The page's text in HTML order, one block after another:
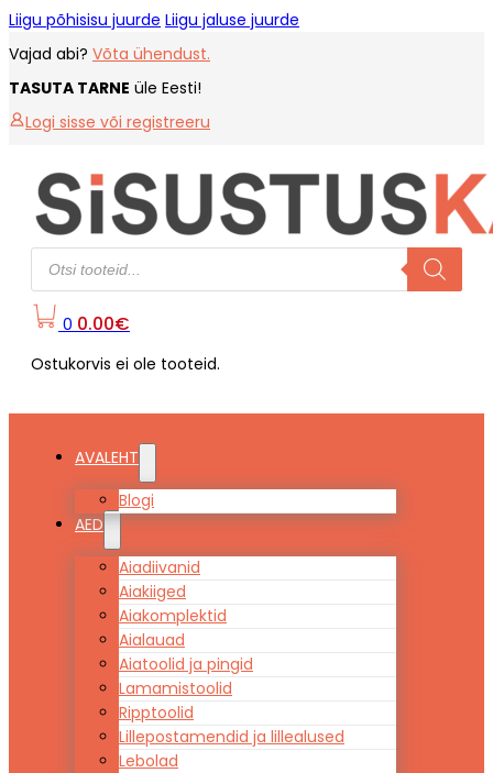
Liigu põhisisu juurde Liigu jaluse juurde
Vajad abi? Võta ühendust.
TASUTA TARNE üle Eesti!
Logi sisse või registreeru
Products
search
0 0.00€
Ostukorvis ei ole tooteid.
AVALEHT
Blogi
AED
Aiadiivanid
Aiakiiged
Aiakomplektid
Aialauad
Aiatoolid ja pingid
Lamamistoolid
Ripptoolid
Lillepostamendid ja lillealused
Lebolad